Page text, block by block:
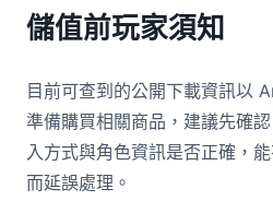
儲值前玩家須知
目前可查到的公開下載資訊以
準備購買相關商品，建議先確
入方式與角色資訊是否正確，
而延誤處理。